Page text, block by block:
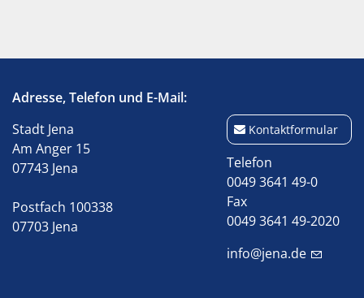
Adresse, Telefon und E-Mail:
Stadt Jena
Am Anger 15
07743 Jena
Postfach 100338
07703 Jena
Kontaktformular
Telefon
0049 3641 49-0
Fax
0049 3641 49-2020
info@jena.de